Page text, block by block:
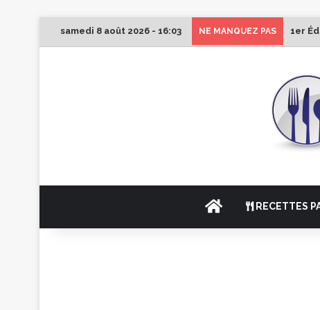
samedi 8 août 2026 - 16:03 NE MANQUEZ PAS 1er
ACCUEILRECETTES